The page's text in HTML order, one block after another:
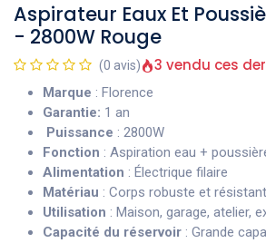
Aspirateur Eaux Et
- 2800W Rouge
(0 avis) 3 vendu ces
Marque : Florence
Garantie: 1 an
Puissance : 2800W
Fonction : Aspiration eau +
Alimentation : Électrique filaire
Matériau : Corps robuste et résistant
Utilisation : Maison, garage, atelier,
Capacité du réservoir : Grande